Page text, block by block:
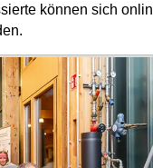
können sich